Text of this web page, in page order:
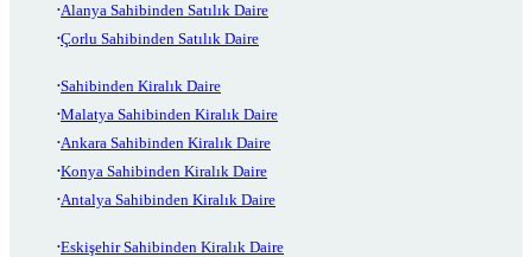
Alanya Sahibinden Satılık Daire
Çorlu Sahibinden Satılık Daire
Sahibinden Kiralık Daire
Malatya Sahibinden Kiralık Daire
Ankara Sahibinden Kiralık Daire
Konya Sahibinden Kiralık Daire
Antalya Sahibinden Kiralık Daire
Eskişehir Sahibinden Kiralık Daire